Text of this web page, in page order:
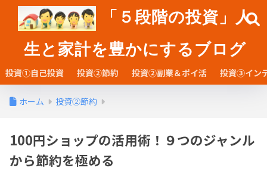
「５段階の投資」人
生と家計を豊かにするブログ
投資①自己投資 投資②節約 投資②副業＆ポイ活 投資③イン
ホーム 投資②節約
100円ショップの活用術！９つのジャンル
から節約を極める